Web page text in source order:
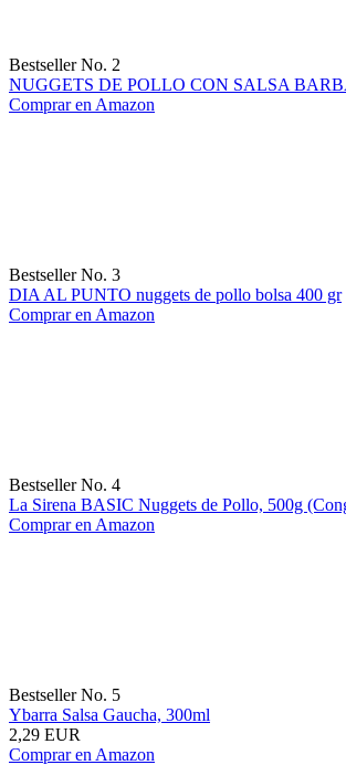
Bestseller No. 2
NUGGETS DE POLLO CON SALSA
Comprar en Amazon
Bestseller No. 3
DIA AL PUNTO nuggets de pollo bolsa 400 gr
Comprar en Amazon
Bestseller No. 4
La Sirena BASIC Nuggets de Pollo, 500g
Comprar en Amazon
Bestseller No. 5
Ybarra Salsa Gaucha, 300ml
2,29 EUR
Comprar en Amazon